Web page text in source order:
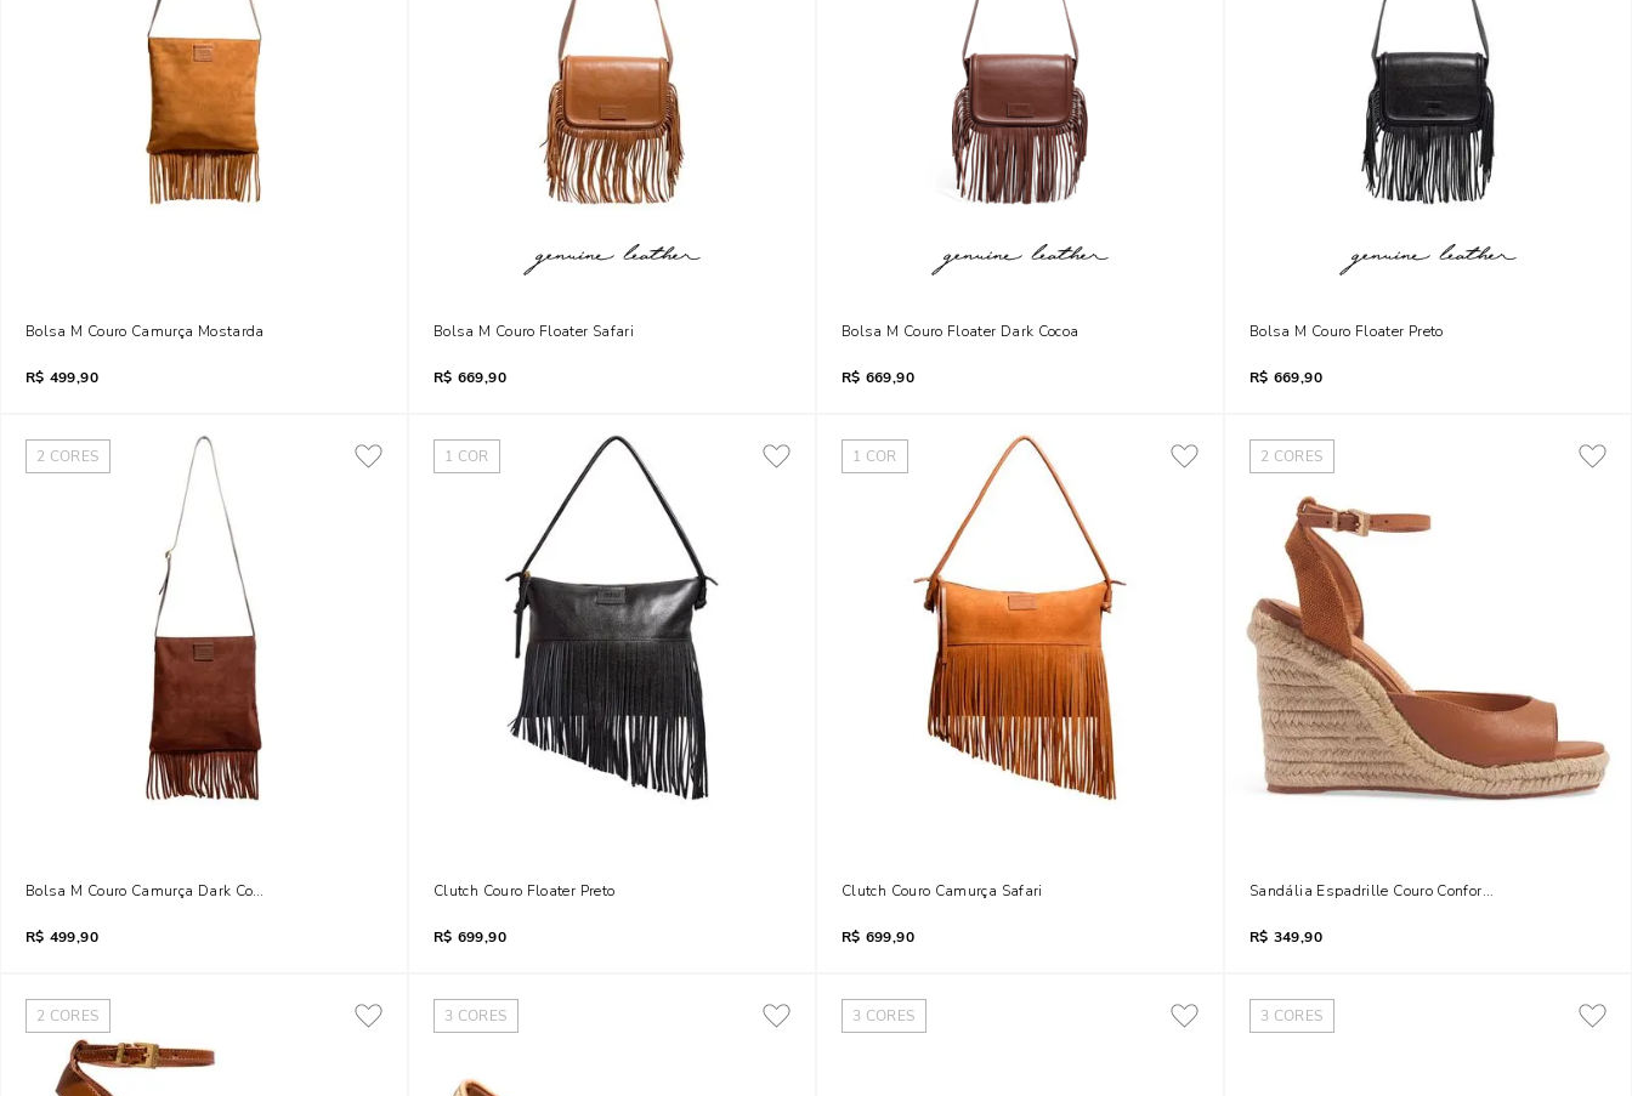
Bolsa M Couro Camurça Mostarda
R$ 499,90
Bolsa M Couro Floater Safari
R$ 669,90
Bolsa M Couro Floater Dark Cocoa
R$ 669,90
Bolsa M Couro Floater Preto
R$ 669,90
2 CORES
Bolsa M Couro Camurça Dark Cocoa
R$ 499,90
1 COR
Clutch Couro Floater Preto
R$ 699,90
1 COR
Clutch Couro Camurça Safari
R$ 699,90
2 CORES
Sandália Espadrille Couro Confort Caramelo Salto
R$ 349,90
2 CORES 3 CORES 3 CORES 3 CORES